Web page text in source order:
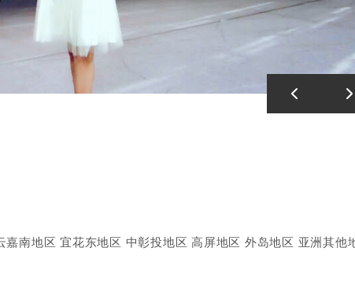
南地区 宜花东地区 中彰投地区 高屏地区 外岛地区 亚洲其他